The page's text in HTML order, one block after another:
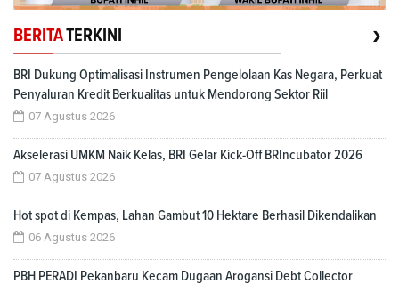
BERITATERKINI ›
BRI Dukung Optimalisasi Instrumen Pengelolaan Kas Negara, Perkuat
Penyaluran Kredit Berkualitas untuk Mendorong Sektor Riil
07 Agustus 2026
Akselerasi UMKM Naik Kelas, BRI Gelar Kick-Off BRIncubator 2026
07 Agustus 2026
Hot spot di Kempas, Lahan Gambut 10 Hektare Berhasil Dikendalikan
06 Agustus 2026
PBH PERADI Pekanbaru Kecam Dugaan Arogansi Debt Collector